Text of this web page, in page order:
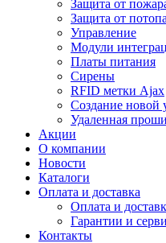
Защита от
Защита от потопа
Управление
Модули
Платы питания
Сирены
RFID метки Ajax
Создание новой
Удаленная
Акции
О компании
Новости
Каталоги
Оплата и доставка
Оплата и
Гарантии и
Контакты